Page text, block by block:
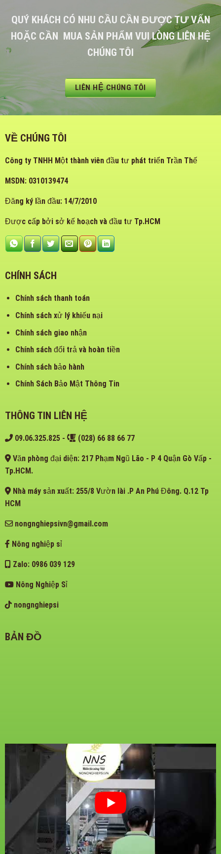
QUÝ KHÁCH CÓ NHU CẦU CẦN ĐƯỢC TƯ VẤN
HOẶC CẦN MUA SẢN PHẨM VUI LÒNG LIÊN HỆ
CHÚNG TÔI
LIÊN HỆ CHÚNG TÔI
VỀ CHÚNG TÔI
Công ty TNHH Một thành viên đầu tư phát triển Trần Thế
MSDN: 0310139474
Đăng ký lần đầu: 14/7/2010
Được cấp bởi sở kế hoạch và đầu tư Tp.HCM
CHÍNH SÁCH
Chính sách thanh toán
Chính sách xử lý khiếu nại
Chính sách giao nhận
Chính sách đổi trả và hoàn tiền
Chính sách bảo hành
Chính Sách Bảo Mật Thông Tin
THÔNG TIN LIÊN HỆ
09.06.325.825- (028) 66 88 66 77
Văn phòng đại diện: 217 Phạm Ngũ Lão - P 4 Quận Gò Vấp -
Tp.HCM.
Nhà máy sản xuất: 255/8 Vườn lài .P An Phú Đông. Q.12 Tp
HCM
nongnghiepsivn@gmail.com
Nông nghiệp sỉ
Zalo: 0986 039 129
Nông Nghiệp Sỉ
nongnghiepsi
BẢN ĐỒ